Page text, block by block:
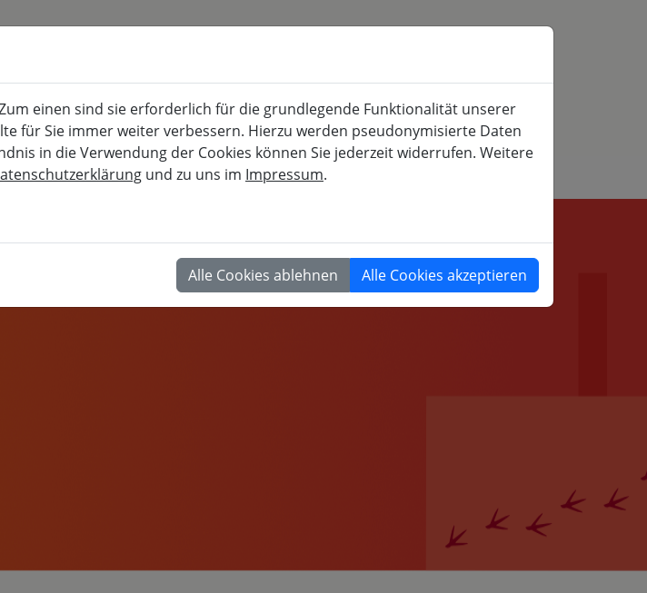
für musisch-kulturelle, berufliche und gesellschaftspolitische Weiterbildung
GESELLSCHAFT
einen sind sie erforderlich für die grundlegende Funktionalität unserer
für Sie immer weiter verbessern. Hierzu werden pseudonymisierte Daten
in die Verwendung der Cookies können Sie jederzeit widerrufen. Weitere
und zu uns im Impressum.
Alle Cookies ablehnen Alle Cookies akzeptieren